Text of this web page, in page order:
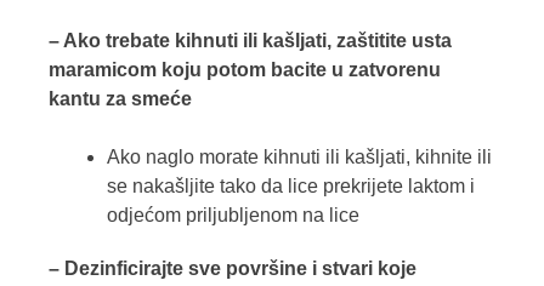
– Ako trebate kihnuti ili kašljati, zaštitite usta
maramicom koju potom bacite u zatvorenu
kantu za smeće
Ako naglo morate kihnuti ili kašljati, kihnite ili
se nakašljite tako da lice prekrijete laktom i
odjećom priljubljenom na lice
– Dezinficirajte sve površine i stvari koje